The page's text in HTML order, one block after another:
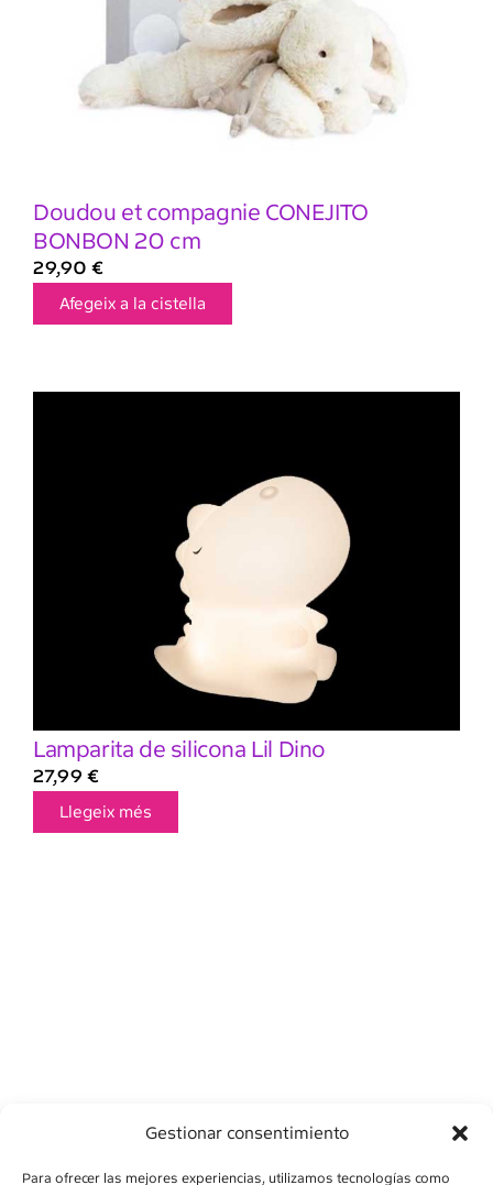
Gestionar consentimiento
Para ofrecer las mejores experiencias, utilizamos tecnologías como
Doudou et compagnie CONEJITO
BONBON 20 cm
29,90 €
Afegeix a la cistella
Lamparita de silicona Lil Dino
27,99 €
Llegeix més